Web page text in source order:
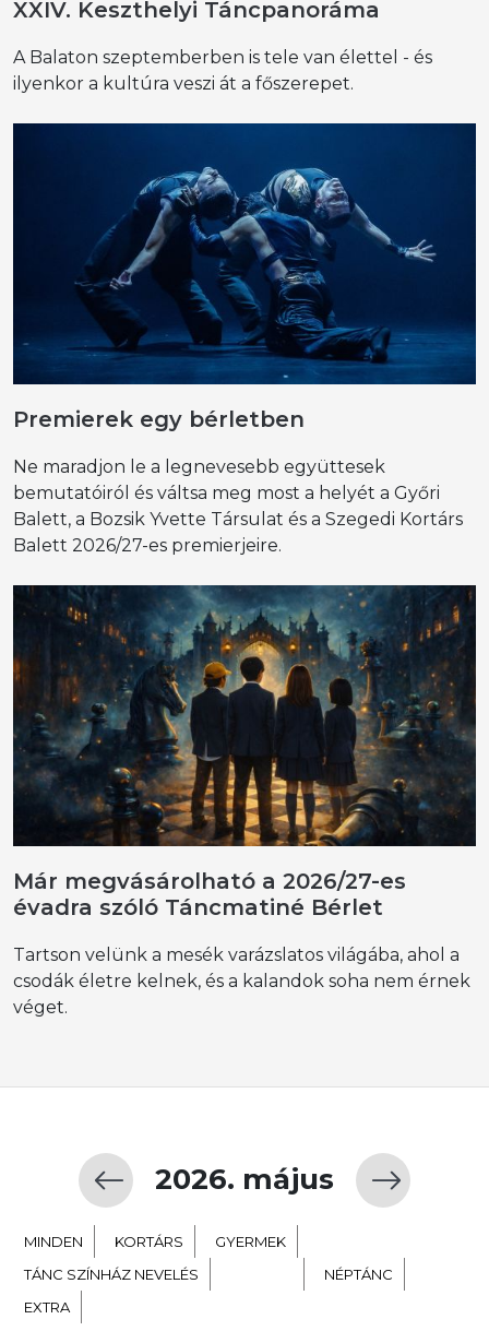
XXIV. Keszthelyi Táncpanoráma
A Balaton szeptemberben is tele van élettel - és
ilyenkor a kultúra veszi át a főszerepet.
Premierek egy bérletben
Ne maradjon le a legnevesebb együttesek
bemutatóiról és váltsa meg most a helyét a Győri
Balett, a Bozsik Yvette Társulat és a Szegedi Kortárs
Balett 2026/27-es premierjeire.
Már megvásárolható a 2026/27-es
évadra szóló Táncmatiné Bérlet
Tartson velünk a mesék varázslatos világába, ahol a
csodák életre kelnek, és a kalandok soha nem érnek
véget.
2026. május
MINDEN KORTÁRS
GYERMEK
TÁNC SZÍNHÁZ NEVELÉS
NÉPTÁNC
EXTRA